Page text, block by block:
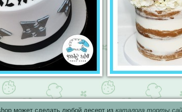
может сделать любой десерт из каталога